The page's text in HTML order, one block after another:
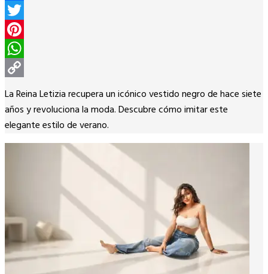
Facebook
Twitter
Pinterest
WhatsApp
Copy
Link
La Reina Letizia recupera un icónico vestido negro de hace siete
años y revoluciona la moda. Descubre cómo imitar este
elegante estilo de verano.